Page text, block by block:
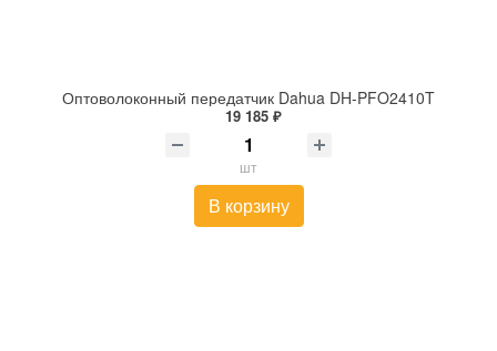
Оптоволоконный передатчик Dahua DH-PFO2410T
19 185 ₽
шт
В корзину